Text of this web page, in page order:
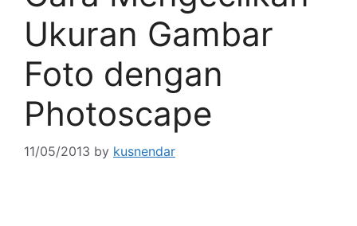
Ukuran Gambar
Foto dengan
Photoscape
11/05/2013 by kusnendar